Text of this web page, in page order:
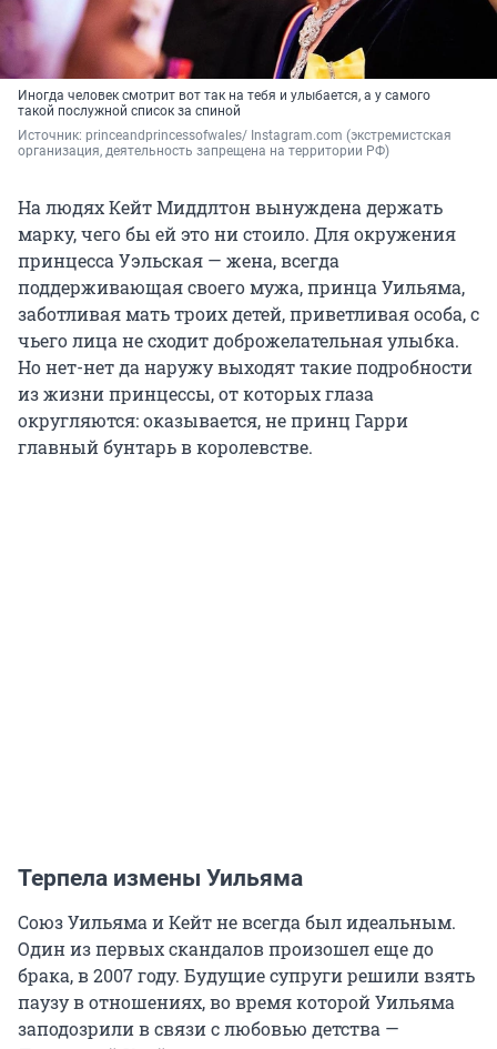
Иногда человек смотрит вот так на тебя и улыбается, а у самого
такой послужной список за спиной
Источник: princeandprincessofwales/ Instagram.com (экстремистская
организация, деятельность запрещена на территории РФ)
На людях Кейт Миддлтон вынуждена держать
марку, чего бы ей это ни стоило. Для окружения
принцесса Уэльская — жена, всегда
поддерживающая своего мужа, принца Уильяма,
заботливая мать троих детей, приветливая особа, с
чьего лица не сходит доброжелательная улыбка.
Но нет-нет да наружу выходят такие подробности
из жизни принцессы, от которых глаза
округляются: оказывается, не принц Гарри
главный бунтарь в королевстве.
Терпела измены Уильяма
Союз Уильяма и Кейт не всегда был идеальным.
Один из первых скандалов произошел еще до
брака, в 2007 году. Будущие супруги решили взять
паузу в отношениях, во время которой Уильяма
заподозрили в связи с любовью детства —